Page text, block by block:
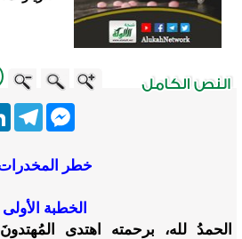
Messenger
خطر
الخطبة الأولى
الحمدُ لله، برحمته اهتدى